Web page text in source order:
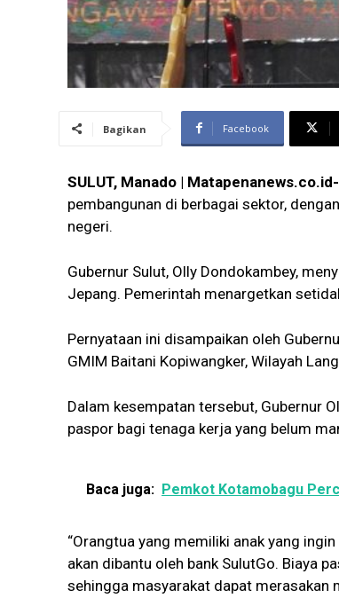
Bagikan Facebook
SULUT, Manado | Matapenanews.co.id-
pembangunan di berbagai sektor,
negeri.
Gubernur Sulut, Olly Dondokambey,
Jepang. Pemerintah menargetkan
Pernyataan ini disampaikan oleh
GMIM Baitani Kopiwangker, Wilayah
Dalam kesempatan tersebut, Gubernur
paspor bagi tenaga kerja yang belum
Baca juga: Pemkot Kotamobagu
“Orangtua yang memiliki anak yang
akan dibantu oleh bank SulutGo. Biaya
sehingga masyarakat dapat merasakan